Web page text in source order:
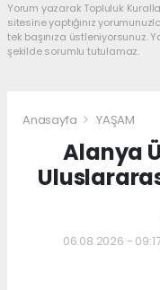
Yorum yazarak Topluluk
sitesine yaptığınız
tek başınıza üstleniyorsunuz.
şekilde sorumlu tutulamaz.
Anasayfa YAŞAM
Alanya
06.08.2026 -